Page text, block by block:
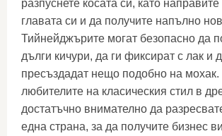
разпуснете косата си, като
главата си и да получите напълно
Тийнейджърите могат безопасно да
дълги кичури, да ги фиксират с лак и
пресъздадат нещо подобно на
любителите на класическия стил в
достатъчно внимателно да
една страна, за да получите бизнес